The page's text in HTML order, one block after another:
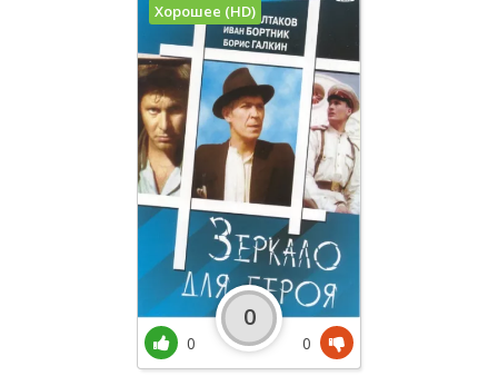
Хорошее (HD)
0
0
0